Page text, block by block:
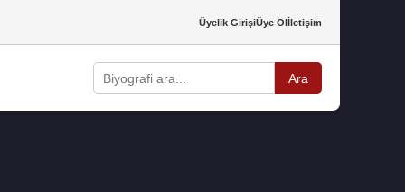
Üyelik GirişiÜye Olİletişim
Ara